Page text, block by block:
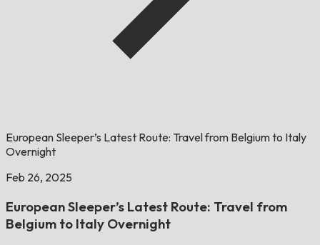
European Sleeper’s Latest Route: Travel from Belgium to Italy
Overnight
Feb 26, 2025
European Sleeper’s Latest Route: Travel from
Belgium to Italy Overnight